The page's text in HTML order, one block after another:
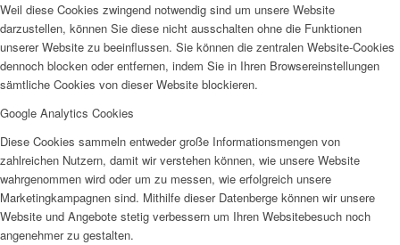
Weil diese Cookies zwingend notwendig sind um unsere Website
darzustellen, können Sie diese nicht ausschalten ohne die Funktionen
unserer Website zu beeinflussen. Sie können die zentralen Website-Cookies
dennoch blocken oder entfernen, indem Sie in Ihren Browsereinstellungen
sämtliche Cookies von dieser Website blockieren.
Google Analytics Cookies
Diese Cookies sammeln entweder große Informationsmengen von
zahlreichen Nutzern, damit wir verstehen können, wie unsere Website
wahrgenommen wird oder um zu messen, wie erfolgreich unsere
Marketingkampagnen sind. Mithilfe dieser Datenberge können wir unsere
Website und Angebote stetig verbessern um Ihren Websitebesuch noch
angenehmer zu gestalten.